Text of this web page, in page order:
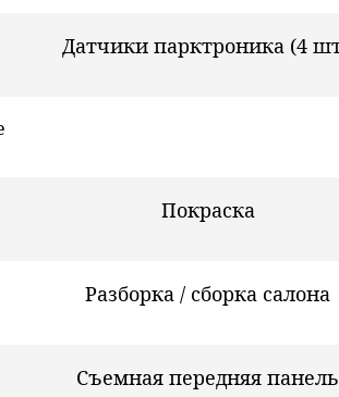
Датчики парктроника (4
Покраска
Разборка / сборка салона
Съемная передняя панель